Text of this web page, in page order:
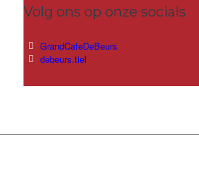
Volg ons op onze socials
GrandCafeDeBeurs
debeurs.tiel